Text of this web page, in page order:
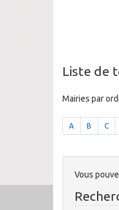
Liste de
Mairies par
A B C
Vous